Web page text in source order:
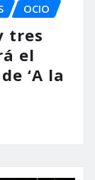
OCIO
tres
el
‘A la